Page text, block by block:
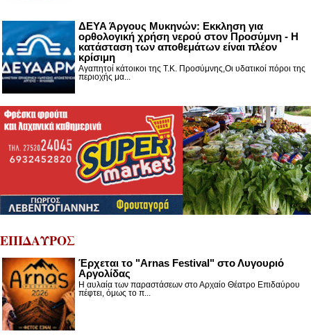
ΔΕΥΑ Άργους Μυκηνών: Εκκληση για
ορθολογική χρήση νερού στον Προσύμνη - Η
κατάσταση των αποθεμάτων είναι πλέον
κρίσιμη
Αγαπητοί κάτοικοι της Τ.Κ. Προσύμνης,Οι υδατικοί πόροι της
περιοχής μα...
ΕΠΙΔΑΥΡΟΣ
Έρχεται το "Arnas Festival" στο Λυγουριό
Αργολίδας
Η αυλαία των παραστάσεων στο Αρχαίο Θέατρο Επιδαύρου
πέφτει, όμως το π...